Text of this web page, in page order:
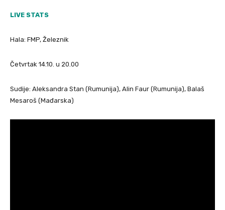
LIVE STATS
Hala: FMP, Železnik
Četvrtak 14.10. u 20.00
Sudije: Aleksandra Stan (Rumunija), Alin Faur (Rumunija), Balaš
Mesaroš (Mađarska)